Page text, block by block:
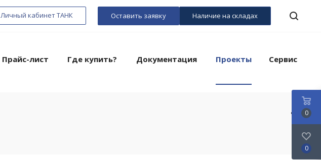
Личный кабинет ТАНК Оставить заявку Наличие на складах
Прайс-лист Где купить? Документация Проекты Сервис
0
0